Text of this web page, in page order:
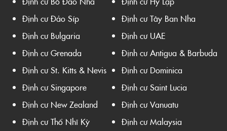
Định cư Đảo Síp
Định cư Tây Ban Nha
Định cư Bulgaria
Định cư UAE
Định cư Grenada
Định cư Antigua & Barbuda
Định cư St. Kitts & Nevis
Định cư Dominica
Định cư Singapore
Định cư Saint Lucia
Định cư New Zealand
Định cư Vanuatu
Định cư Thổ Nhĩ Kỳ
Định cư Malaysia